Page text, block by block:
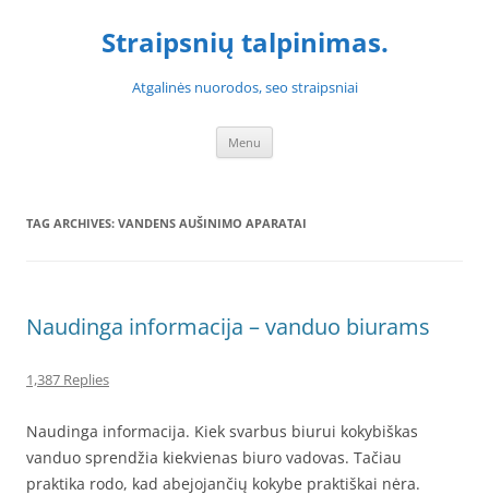
Straipsnių talpinimas.
Atgalinės nuorodos, seo straipsniai
Menu
TAG ARCHIVES: VANDENS AUŠINIMO APARATAI
Naudinga informacija – vanduo biurams
1,387 Replies
Naudinga informacija. Kiek svarbus biurui kokybiškas
vanduo sprendžia kiekvienas biuro vadovas. Tačiau
praktika rodo, kad abejojančių kokybe praktiškai nėra.